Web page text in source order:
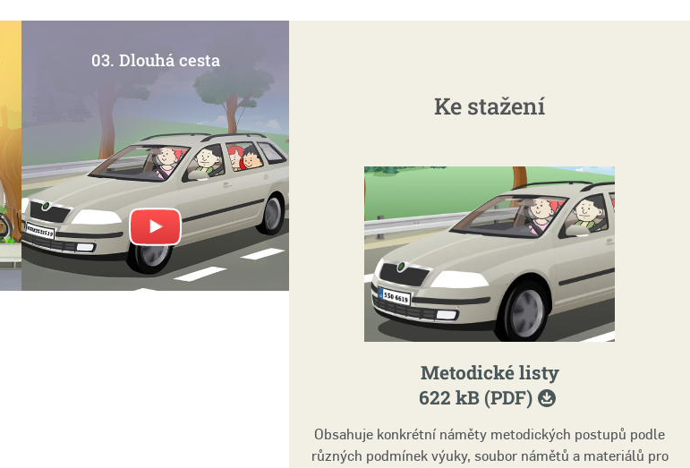
03. Dlouhá cesta
Ke stažení
Metodické listy
622 kB (PDF)
Obsahuje konkrétní náměty metodických postupů podle
různých podmínek výuky, soubor námětů a materiálů pro